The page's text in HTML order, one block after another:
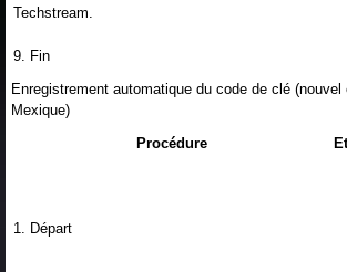
Techstream.
9. Fin
Enregistrement automatique du code de clé (nouvel
Mexique)
Procédure
1. Départ